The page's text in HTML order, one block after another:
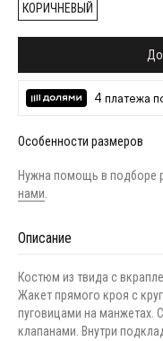
КОРИЧНЕВЫЙ
4 платежа
Особенности размеров
Нужна помощь в подборе
нами
Описание
Костюм из твида с
Жакет прямого кроя с
пуговицами на манжетах.
клапанами. Внутри